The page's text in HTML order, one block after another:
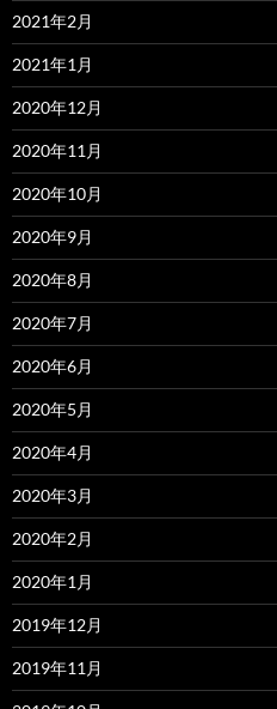
2021年2月
2021年1月
2020年12月
2020年11月
2020年10月
2020年9月
2020年8月
2020年7月
2020年6月
2020年5月
2020年4月
2020年3月
2020年2月
2020年1月
2019年12月
2019年11月